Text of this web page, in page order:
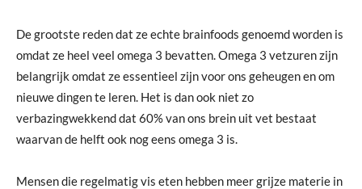
De grootste reden dat ze echte brainfoods genoemd worden is
omdat ze heel veel omega 3 bevatten. Omega 3 vetzuren zijn
belangrijk omdat ze essentieel zijn voor ons geheugen en om
nieuwe dingen te leren. Het is dan ook niet zo
verbazingwekkend dat 60% van ons brein uit vet bestaat
waarvan de helft ook nog eens omega 3 is.
Mensen die regelmatig vis eten hebben meer grijze materie in